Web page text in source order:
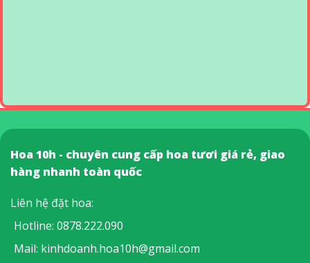
Hoa 10h - chuyên cung cấp hoa tươi giá rẻ, giao
hàng nhanh toàn quốc
Liên hệ đặt hoa:
Hotline: 0878.222.090
Mail: kinhdoanh.hoa10h@gmail.com